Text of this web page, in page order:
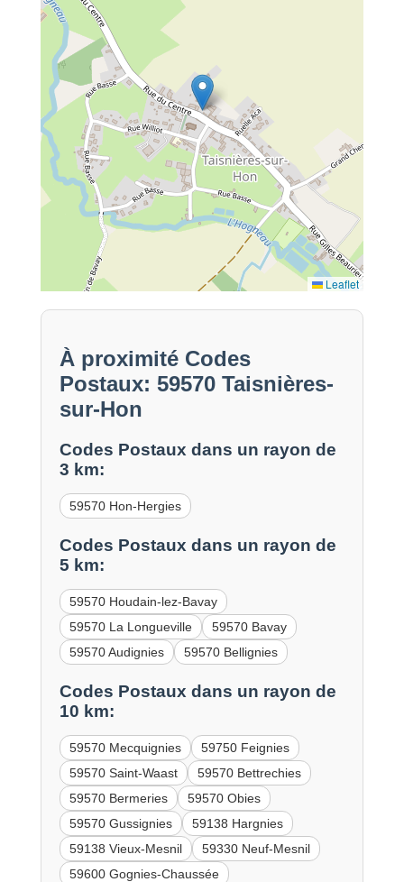
Leaflet
À proximité Codes
Postaux: 59570 Taisnières-
sur-Hon
Codes Postaux dans un rayon de
3 km:
59570 Hon-Hergies
Codes Postaux dans un rayon de
5 km:
59570 Houdain-lez-Bavay
59570 La Longueville
59570 Bavay
59570 Audignies
59570 Bellignies
Codes Postaux dans un rayon de
10 km:
59570 Mecquignies
59750 Feignies
59570 Saint-Waast
59570 Bettrechies
59570 Bermeries
59570 Obies
59570 Gussignies
59138 Hargnies
59138 Vieux-Mesnil
59330 Neuf-Mesnil
59600 Gognies-Chaussée